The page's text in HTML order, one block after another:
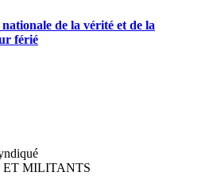
de la vérité et de la
férié
ET MILITANTS